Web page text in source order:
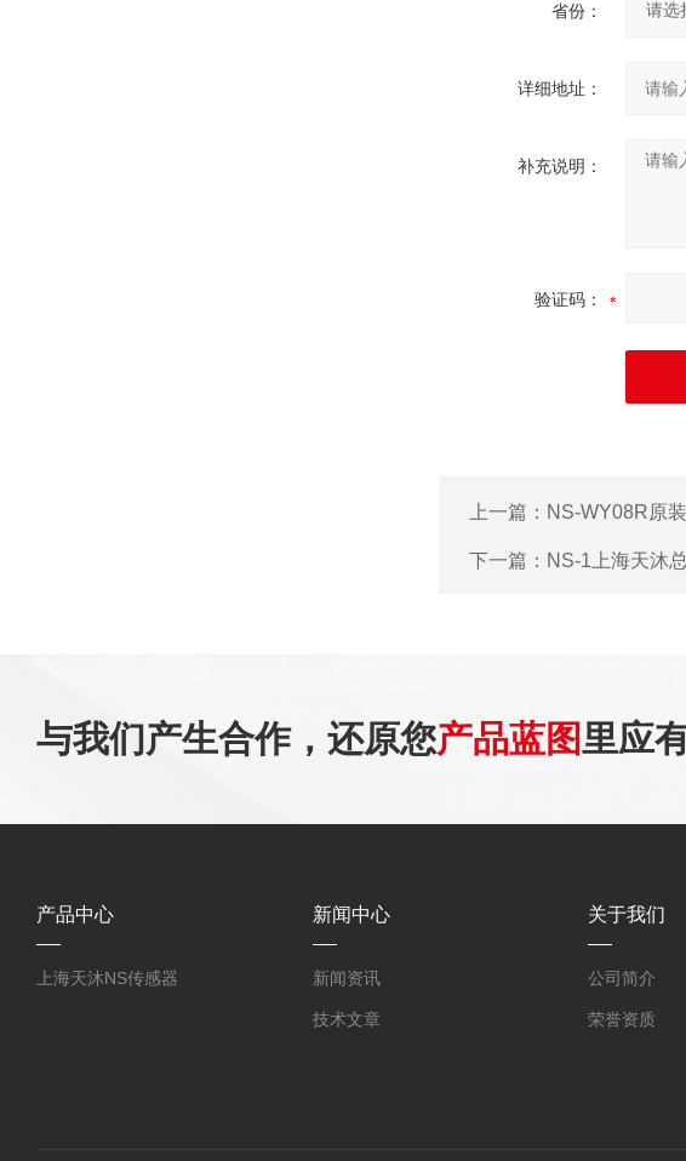
省份：
详细地址：
补充说明：
验证码：
上一篇： NS-WY08R原
下一篇： NS-1上海天沐
与我们产生合作，还原您产品蓝图里应
产品中心
上海天沐NS传感器
新闻中心
新闻资讯
技术文章
关于我们
公司简介
荣誉资质